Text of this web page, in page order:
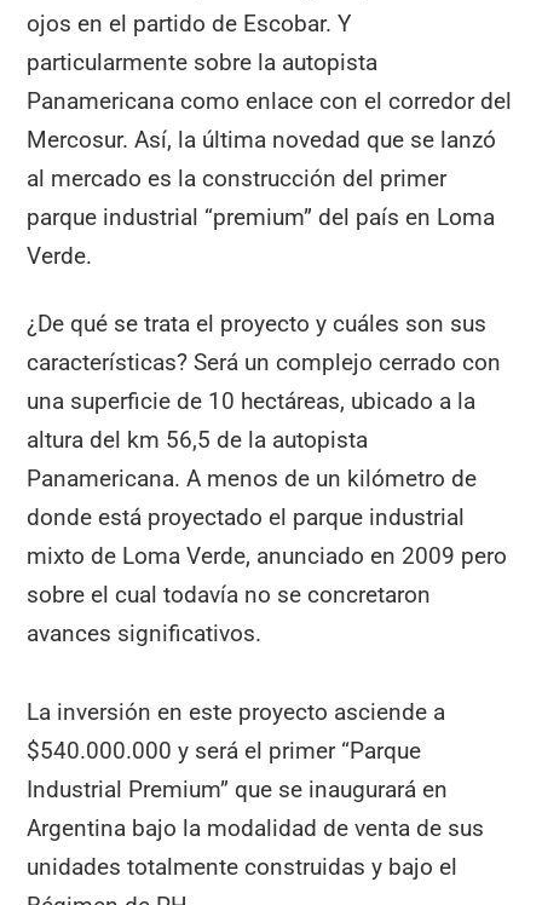
ojos en el partido de Escobar. Y
particularmente sobre la autopista
Panamericana como enlace con el corredor del
Mercosur. Así, la última novedad que se lanzó
al mercado es la construcción del primer
parque industrial “premium” del país en Loma
Verde.
¿De qué se trata el proyecto y cuáles son sus
características? Será un complejo cerrado con
una superficie de 10 hectáreas, ubicado a la
altura del km 56,5 de la autopista
Panamericana. A menos de un kilómetro de
donde está proyectado el parque industrial
mixto de Loma Verde, anunciado en 2009 pero
sobre el cual todavía no se concretaron
avances significativos.
La inversión en este proyecto asciende a
$540.000.000 y será el primer “Parque
Industrial Premium” que se inaugurará en
Argentina bajo la modalidad de venta de sus
unidades totalmente construidas y bajo el